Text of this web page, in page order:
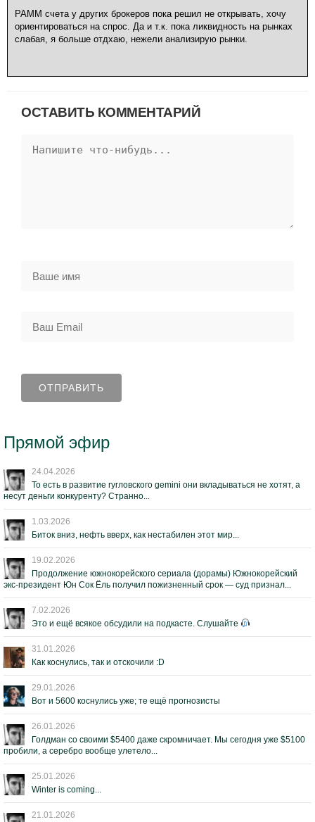
РАММ счета у других брокеров пока решил не открывать, хочу
ориентироваться на спрос. Да и т.к. пока ликвидность на рынках
слабая, я больше отдхаю, нежели анализирую рынки.
ОСТАВИТЬ КОММЕНТАРИЙ
Прямой эфир
24.04.2026
То есть в развитие гугловского gemini они вкладываться не хотят, а
несут деньги конкуренту? Странно...
1.03.2026
Биток вниз, нефть вверх, как нестабилен этот мир...
19.02.2026
Продолжение южнокорейского сериала (дорамы) Южнокорейский
экс-президент Юн Сок Ёль получил пожизненный срок — суд признал...
7.02.2026
Это и ещё всякое обсудили на подкасте. Слушайте
31.01.2026
Как коснулись, так и отскочили :D
29.01.2026
Вот и 5600 коснулись уже; те ещё прогнозисты
26.01.2026
Голдман со своими $5400 даже скромничает. Мы сегодня уже $5100
пробили, а серебро вообще улетело...
25.01.2026
Winter is coming...
21.01.2026